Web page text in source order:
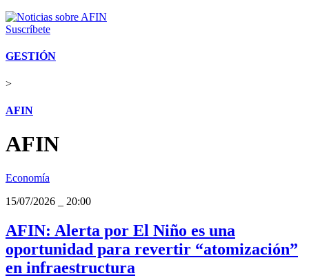
Suscríbete
GESTIÓN
>
AFIN
AFIN
Economía
15/07/2026
20:00
AFIN: Alerta por El Niño es una
oportunidad para revertir “atomización”
en infraestructura